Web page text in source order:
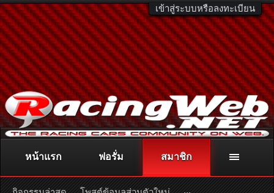
เข้าสู่ระบบหรือลงทะเบียน
ติดต่อลงโฆษณา racingweb@gmail.comหรือโทร. 081-811-1138
หรืออ่านรายละเอียดเพิ่มเติม คลิกที่นี่
หน้าแรก ฟอรั่ม สมาชิก
...